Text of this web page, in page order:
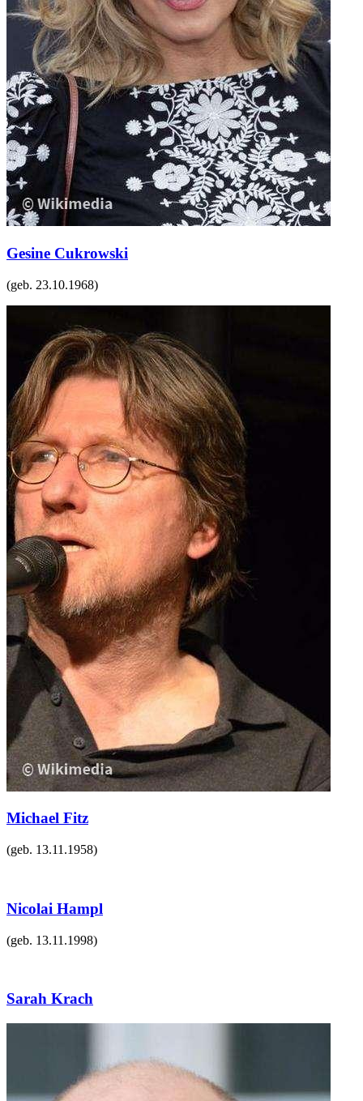
Gesine Cukrowski
(geb. 23.10.1968)
Michael Fitz
(geb. 13.11.1958)
Nicolai Hampl
(geb. 13.11.1998)
Sarah Krach